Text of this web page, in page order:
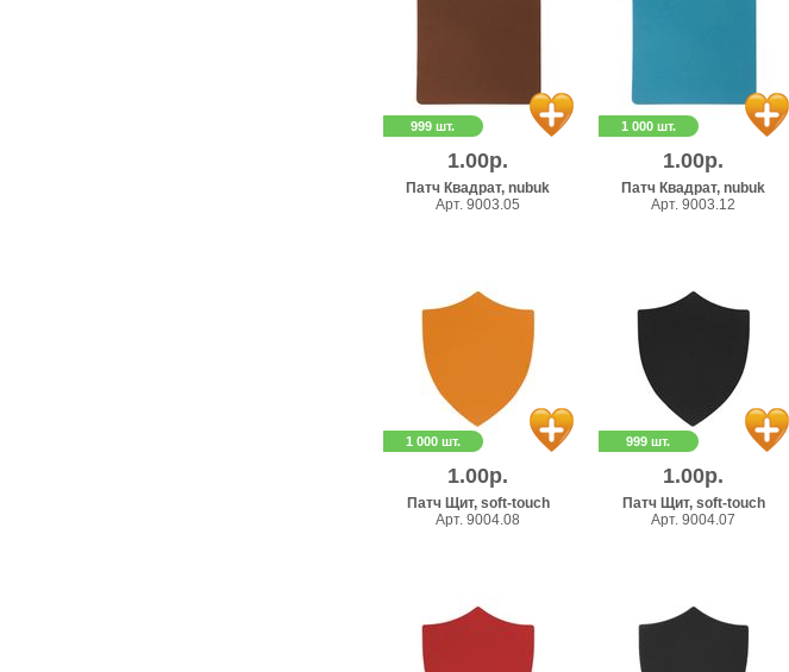
999 шт.
1.00р.
Патч Квадрат, nubuk
Арт. 9003.05
1 000 шт.
1.00р.
Патч Квадрат, nubuk
Арт. 9003.12
1 000 шт.
1.00р.
Патч Щит, soft-touch
Арт. 9004.08
999 шт.
1.00р.
Патч Щит, soft-touch
Арт. 9004.07